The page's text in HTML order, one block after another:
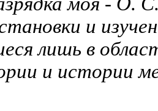
и
лишь в
и истории